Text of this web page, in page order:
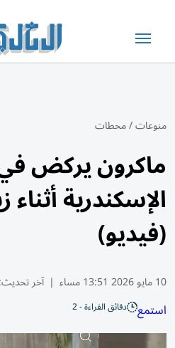
منوعات/محطات
ماكرون يركض
الإسكندرية
(فيديو)
10 مايو 2026 13:51 مساء | آخر تحديث:
استمع دقائق القراءة - 2